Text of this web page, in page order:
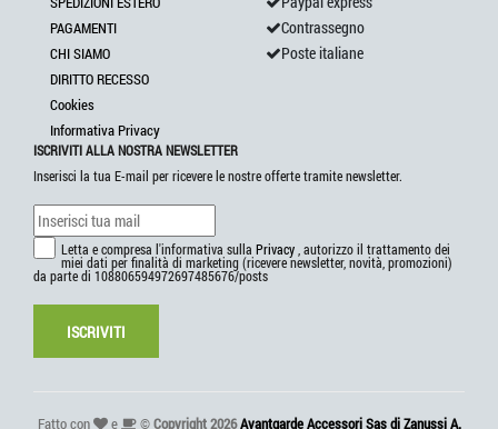
PAGAMENTI
CHI SIAMO
DIRITTO RECESSO
Cookies
Informativa Privacy
Contrassegno
Poste italiane
ISCRIVITI ALLA NOSTRA NEWSLETTER
Inserisci la tua E-mail per ricevere le nostre offerte tramite newsletter.
Letta e compresa l'informativa sulla Privacy , autorizzo il trattamento dei
miei dati per finalità di marketing (ricevere newsletter, novità, promozioni)
da parte di 108806594972697485676/posts
ISCRIVITI
Fatto con e ©Copyright 2026Avantgarde Accessori Sas di Zanussi A.